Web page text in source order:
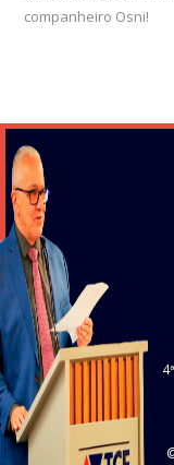
post:
companheiro Osni!